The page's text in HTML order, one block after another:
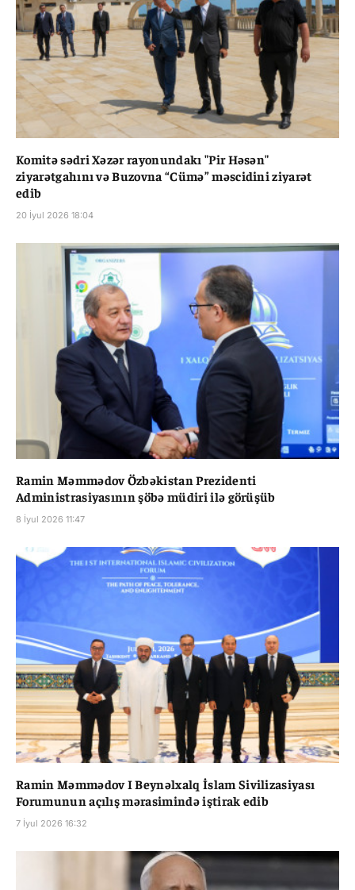
Komitə sədri Xəzər rayonundakı "Pir Həsən"
ziyarətgahını və Buzovna “Cümə” məscidini ziyarət
edib
20 İyul 2026 18:04
Ramin Məmmədov Özbəkistan Prezidenti
Administrasiyasının şöbə müdiri ilə görüşüb
8 İyul 2026 11:47
Ramin Məmmədov I Beynəlxalq İslam Sivilizasiyası
Forumunun açılış mərasimində iştirak edib
7 İyul 2026 16:32